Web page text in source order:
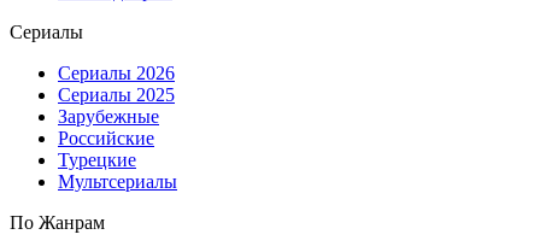
Сериалы
Сериалы 2026
Сериалы 2025
Зарубежные
Российские
Турецкие
Мультсериалы
По Жанрам